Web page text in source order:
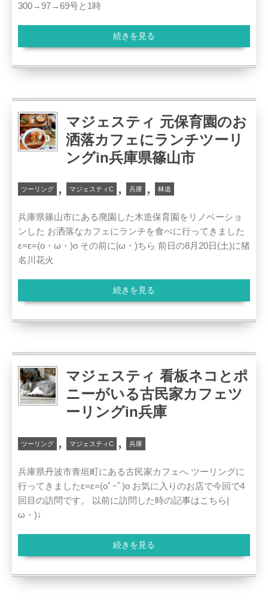
300→97→69号と1時
続きを見る
マジェスティ 元保育園のお
洒落カフェにランチツーリ
ングin兵庫県篠山市
ツーリング , マジェスティC , 兵庫 , 林道
兵庫県篠山市にある廃園した木造保育園をリノベーショ
ンした お洒落なカフェにランチを食べに行ってきました
ε=ε=(o・ω・)o その前に|ω・)ちら 前日の8月20日(土)に猪
名川花火
続きを見る
マジェスティ 看板ネコとポ
ニーがいる古民家カフェツ
ーリングin兵庫
ツーリング , マジェスティC , 兵庫
兵庫県丹波市青垣町にある古民家カフェへ ツーリングに
行ってきましたε=ε=(oﾟｰﾟ)o お気に入りのお店で今回で4
回目の訪問です。 以前に訪問した時の記事はこちら|
ω・)↓
続きを見る